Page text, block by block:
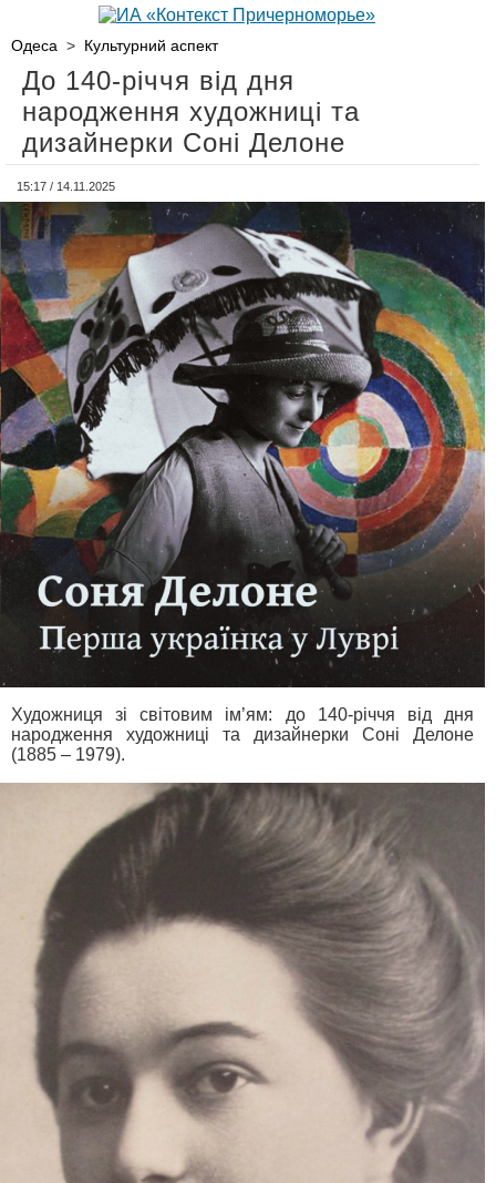
Одеса > Культурний аспект
До 140-річчя від дня
народження художниці та
дизайнерки Соні Делоне
15:17 / 14.11.2025
Художниця зі світовим ім’ям: до 140-річчя від дня
народження художниці та дизайнерки Соні Делоне
(1885 – 1979).